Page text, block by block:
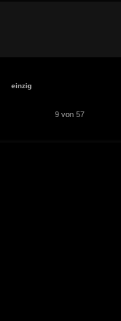
einzig
9 von 57